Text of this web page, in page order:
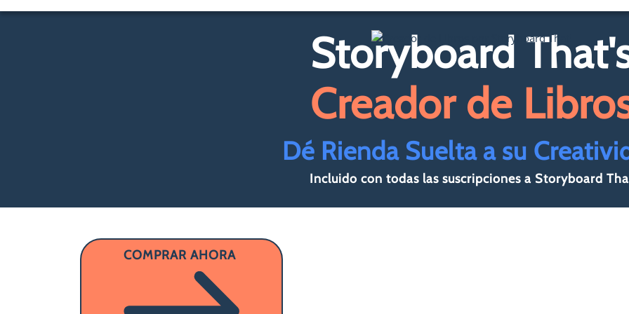
Storyboard
Creador de
Dé Rienda Suelta a su
Incluido con todas las suscripciones a Storyboard
COMPRAR AHORA